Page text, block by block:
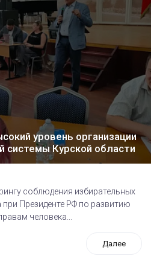
уровень организации
системы Курской области
соблюдения избирательных
Президенте РФ по развитию
человека...
Далее